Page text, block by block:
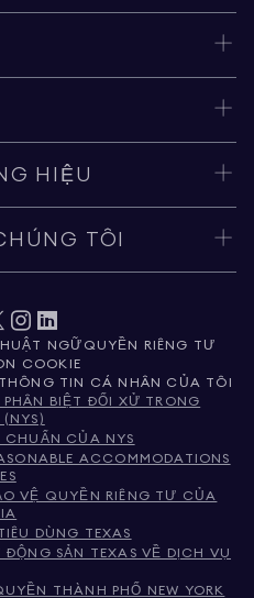
HIỆU
TÔI
NGỮ QUYỀN RIÊNG TƯ
COOKIE
TIN CÁ NHÂN CỦA TÔI
BIỆT ĐỐI XỬ TRONG
CHUẨN CỦA NYS
ACCOMMODATIONS
VỆ QUYỀN RIÊNG TƯ CỦA
DÙNG TEXAS
SẢN TEXAS VỀ DỊCH VỤ
THÀNH PHỐ NEW YORK